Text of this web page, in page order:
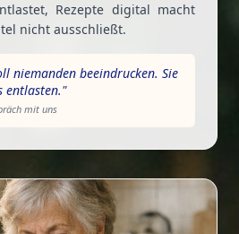
Rezepte digital macht
nicht ausschließt.
niemanden beeindrucken. Sie
entlasten."
mit uns